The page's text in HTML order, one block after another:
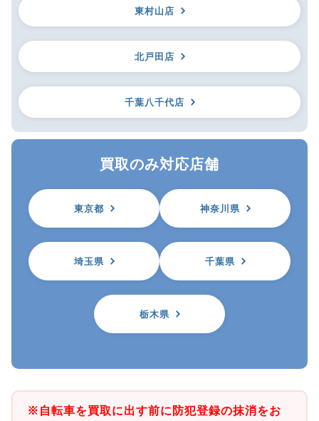
東村山店
北戸田店
千葉八千代店
買取のみ対応店舗
東京都 神奈川県
埼玉県 千葉県
栃木県
※自転車を買取に出す前に防犯登録の抹消をお